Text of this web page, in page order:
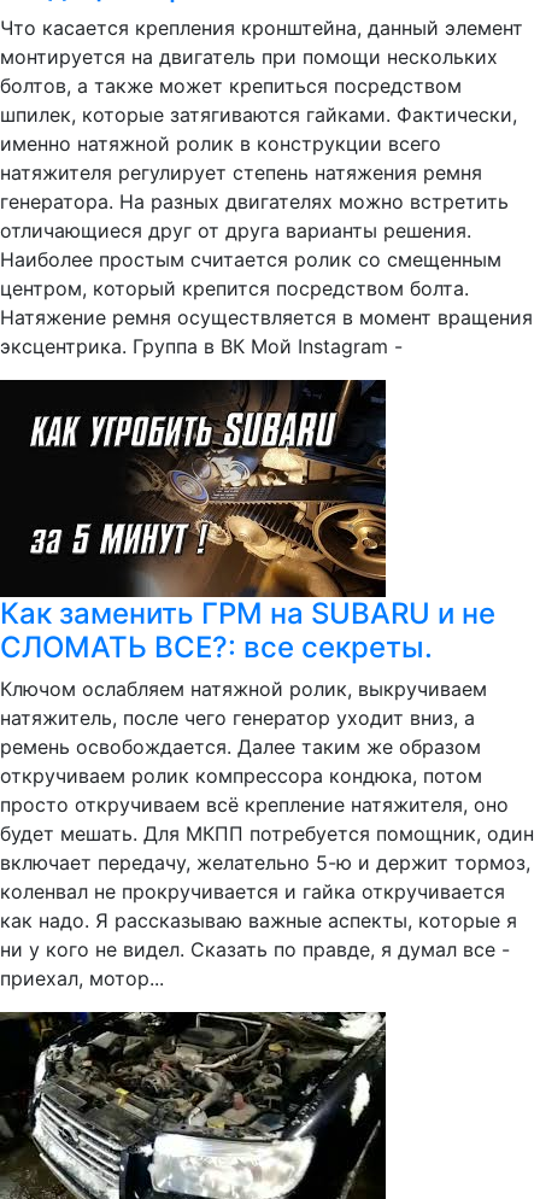
Что касается крепления кронштейна, данный элемент
монтируется на двигатель при помощи нескольких
болтов, а также может крепиться посредством
шпилек, которые затягиваются гайками. Фактически,
именно натяжной ролик в конструкции всего
натяжителя регулирует степень натяжения ремня
генератора. На разных двигателях можно встретить
отличающиеся друг от друга варианты решения.
Наиболее простым считается ролик со смещенным
центром, который крепится посредством болта.
Натяжение ремня осуществляется в момент вращения
эксцентрика. Группа в ВК Мой Instagram -
Как заменить ГРМ на SUBARU и не
СЛОМАТЬ ВСЕ?: все секреты.
Ключом ослабляем натяжной ролик, выкручиваем
натяжитель, после чего генератор уходит вниз, а
ремень освобождается. Далее таким же образом
откручиваем ролик компрессора кондюка, потом
просто откручиваем всё крепление натяжителя, оно
будет мешать. Для МКПП потребуется помощник, один
включает передачу, желательно 5-ю и держит тормоз,
коленвал не прокручивается и гайка откручивается
как надо. Я рассказываю важные аспекты, которые я
ни у кого не видел. Сказать по правде, я думал все -
приехал, мотор...